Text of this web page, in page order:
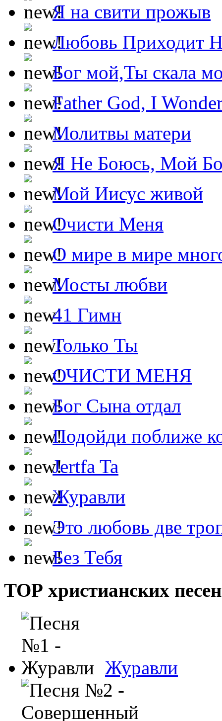
Я на свити прожыв
Любовь Приходит
Бог мой,Ты скала
Father God, I
Молитвы матери
Я Не Боюсь, Мой
Мой Иисус живой
Очисти Меня
О мире в мире
Мосты любви
41 Гимн
Только Ты
ОЧИСТИ МЕНЯ
Бог Сына отдал
Подойди поближе
Jertfa Ta
Журавли
Это любовь две
Без Тебя
ТОР христианских песен
Журавли